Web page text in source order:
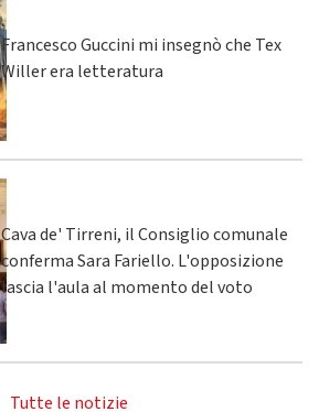
Francesco Guccini mi insegnò che Tex
Willer era letteratura
Cava de' Tirreni, il Consiglio comunale
conferma Sara Fariello. L'opposizione
lascia l'aula al momento del voto
Tutte le notizie